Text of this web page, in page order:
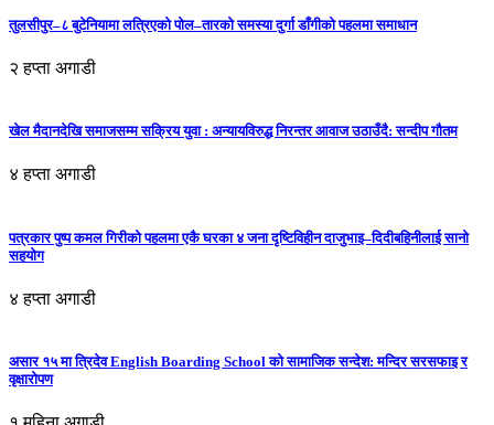
तुलसीपुर–८ बुटेनियामा लत्रिएको पोल–तारको समस्या दुर्गा डाँगीको पहलमा समाधान
२ हप्ता अगाडी
खेल मैदानदेखि समाजसम्म सक्रिय युवा : अन्यायविरुद्ध निरन्तर आवाज उठाउँदै: सन्दीप गौतम
४ हप्ता अगाडी
पत्रकार पुष्प कमल गिरीको पहलमा एकै घरका ४ जना दृष्टिविहीन दाजुभाइ–दिदीबहिनीलाई सानो
सहयोग
४ हप्ता अगाडी
असार १५ मा त्रिदेव English Boarding School को सामाजिक सन्देश: मन्दिर सरसफाइ र
वृक्षारोपण